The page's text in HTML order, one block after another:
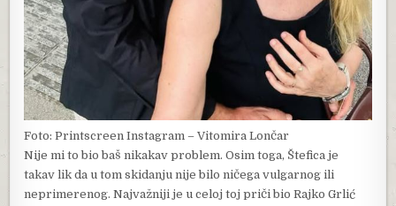
Foto: Printscreen Instagram – Vitomira Lončar
Nije mi to bio baš nikakav problem. Osim toga, Štefica je
takav lik da u tom skidanju nije bilo ničega vulgarnog ili
neprimerenog. Najvažniji je u celoj toj priči bio Rajko Grlić